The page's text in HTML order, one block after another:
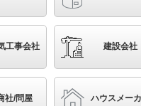
索 埋込穴がφ75以外
条件を選
◀ 1/73▼ ▶
工事会社 建設会社
社/問屋 ハウスメー